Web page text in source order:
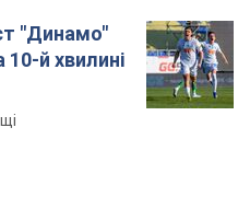
"Динамо"
й хвилині